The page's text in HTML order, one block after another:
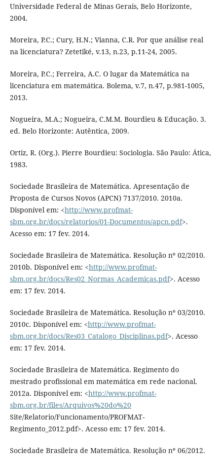
Universidade Federal de Minas Gerais, Belo Horizonte,
2004.
Moreira, P.C.; Cury, H.N.; Vianna, C.R. Por que análise real
na licenciatura? Zetetiké, v.13, n.23, p.11-24, 2005.
Moreira, P.C.; Ferreira, A.C. O lugar da Matemática na
licenciatura em matemática. Bolema, v.7, n.47, p.981-1005,
2013.
Nogueira, M.A.; Nogueira, C.M.M. Bourdieu & Educação. 3.
ed. Belo Horizonte: Autêntica, 2009.
Ortiz, R. (Org.). Pierre Bourdieu: Sociologia. São Paulo: Ática,
1983.
Sociedade Brasileira de Matemática. Apresentação de
Proposta de Cursos Novos (APCN) 7137/2010. 2010a.
Disponível em: <http://www.profmat-
sbm.org.br/docs/relatorios/01-Documentos/apcn.pdf>.
Acesso em: 17 fev. 2014.
Sociedade Brasileira de Matemática. Resolução nº 02/2010.
2010b. Disponível em: <http://www.profmat-
sbm.org.br/docs/Res02_Normas_Academicas.pdf>. Acesso
em: 17 fev. 2014.
Sociedade Brasileira de Matemática. Resolução nº 03/2010.
2010c. Disponível em: <http://www.profmat-
sbm.org.br/docs/Res03_Catalogo_Disciplinas.pdf>. Acesso
em: 17 fev. 2014.
Sociedade Brasileira de Matemática. Regimento do
mestrado profissional em matemática em rede nacional.
2012a. Disponível em: <http://www.profmat-
sbm.org.br/files/Arquivos%20do%20
Site/Relatorio/Funcionamento/PROFMAT-
Regimento_2012.pdf>. Acesso em: 17 fev. 2014.
Sociedade Brasileira de Matemática. Resolução nº 06/2012.